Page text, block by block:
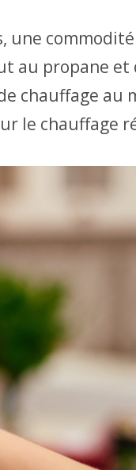
une
au propane et
chauffage au
le chauffage